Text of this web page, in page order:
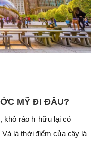
MỸ ĐI ĐÂU?
khô ráo hi hữu lại có
là thời điểm của cây lá